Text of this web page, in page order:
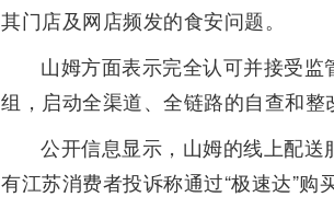
其门店及网店频发的食安问题。
山姆方面表示完全认可并接受
组，启动全渠道、全链路的自查和整
公开信息显示，山姆的线上配送
有江苏消费者投诉称通过“极速达”